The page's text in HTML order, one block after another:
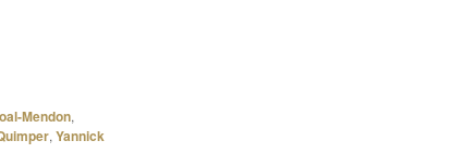
Mendon,
, Yannick